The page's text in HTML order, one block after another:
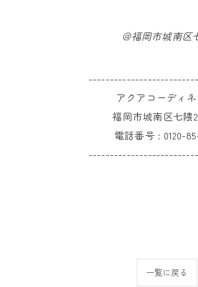
＠福岡市城南区
アクアコーディ
福岡市城南区七隈
電話番号 : 0120-
一覧に戻る